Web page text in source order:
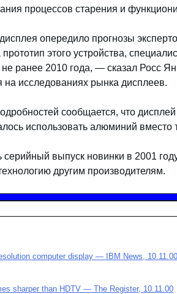
процессов старения и
опередило прогнозы
этого устройства,
ранее 2010 года, — сказал Росс
исследованиях рынка дисплеев.
сообщается, что
использовать алюминий
серийный выпуск новинки в 2001
другим производителям.
computer display — IBM News, 10.11.00
sharper than HDTV — The Register, 10.11.00